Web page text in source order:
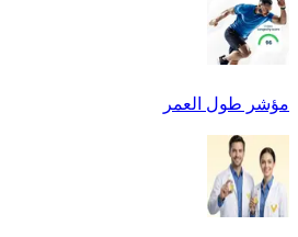
مؤشر طول العمر